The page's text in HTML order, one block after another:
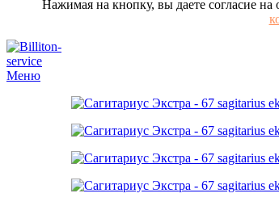
Нажимая на кнопку, вы даете согласие
Меню